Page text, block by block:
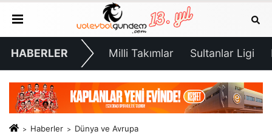
HABERLER Milli Takımlar Sultanlar Ligi
Haberler Dünya ve Avrupa